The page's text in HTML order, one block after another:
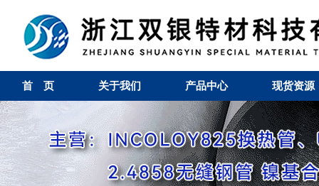
首 页 关于我们 产品中心 现货资源